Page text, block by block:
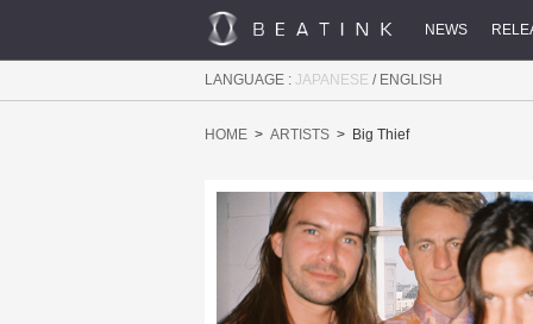
NEWS
LANGUAGE : JAPANESE / ENGLISH
HOME ARTISTS Big Thief